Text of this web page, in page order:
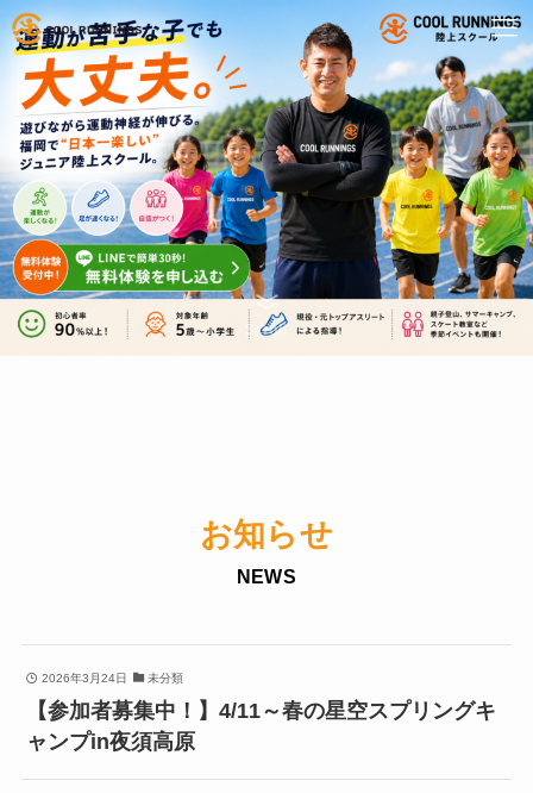
Scroll
お知らせ
NEWS
2026年3月24日 未分類
【参加者募集中！】4/11～春の星空スプリングキ
ャンプin夜須高原